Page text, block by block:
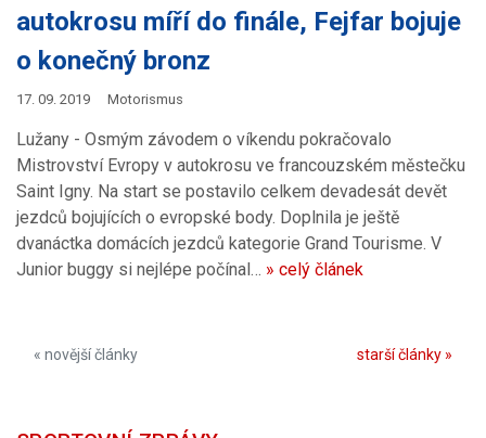
autokrosu míří do finále, Fejfar bojuje
o konečný bronz
17. 09. 2019 Motorismus
Lužany - Osmým závodem o víkendu pokračovalo
Mistrovství Evropy v autokrosu ve francouzském městečku
Saint Igny. Na start se postavilo celkem devadesát devět
jezdců bojujících o evropské body. Doplnila je ještě
dvanáctka domácích jezdců kategorie Grand Tourisme. V
Junior buggy si nejlépe počínal… » celý článek
« novější články starší články »